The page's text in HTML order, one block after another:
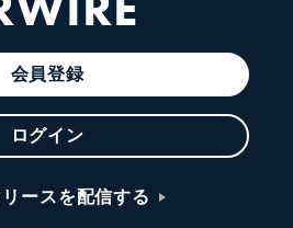
会員登録
ログイン
ースを配信する